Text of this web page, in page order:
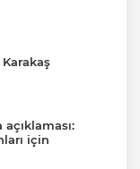
için